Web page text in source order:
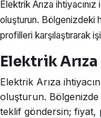
Elektrik Arıza
oluşturun. Bölgenizdeki
profilleri karşılaştırarak
Elektrik Arıza
Elektrik Arıza
oluşturun.
teklif göndersin; fiyat,